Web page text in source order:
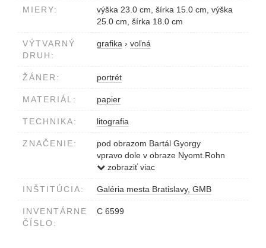
MIERY:
výška 23.0 cm, šírka 15.0 cm, výška
25.0 cm, šírka 18.0 cm
VÝTVARNÝ
DRUH:
grafika › voľná
ŽÁNER: portrét
MATERIÁL: papier
TECHNIKA: litografia
ZNAČENIE:
pod obrazom Bartál Gyorgy
vpravo dole v obraze Nyomt.Rohn
Pest 1860
zobraziť viac
INŠTITÚCIA: Galéria mesta Bratislavy, GMB
INVENTÁRNE
ČÍSLO:
C 6599